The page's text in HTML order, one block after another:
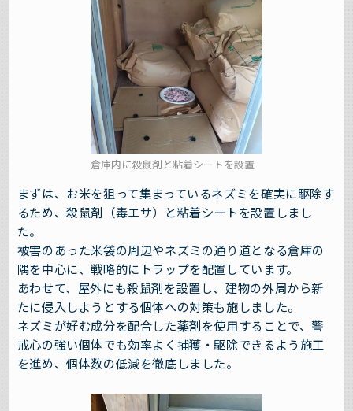
倉庫内に殺鼠剤と粘着シートを設置
まずは、お米を狙って集まっているネズミを確実に駆除す
るため、殺鼠剤（毒エサ）と粘着シートを設置しまし
た。
被害のあった米袋の周辺やネズミの通り道となる倉庫の
隅を中心に、戦略的にトラップを配置しています。
あわせて、屋外にも殺鼠剤を設置し、建物の外周から新
たに侵入しようとする個体への対策も施しました。
ネズミが好む成分を配合した薬剤を使用することで、警
戒心の強い個体でも効率よく捕獲・駆除できるよう施工
を進め、個体数の低減を徹底しました。